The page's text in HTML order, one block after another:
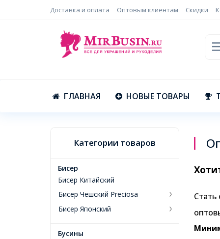
Доставка и оплата Оптовым клиентам Скидки
ГЛАВНАЯ НОВЫЕ ТОВАРЫ
Категории товаров
Бисер
Бисер Китайский
Бисер Чешский Preciosa
Бисер Японский
Бусины